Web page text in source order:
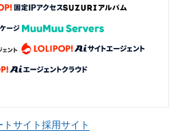
トサイト採用サイト